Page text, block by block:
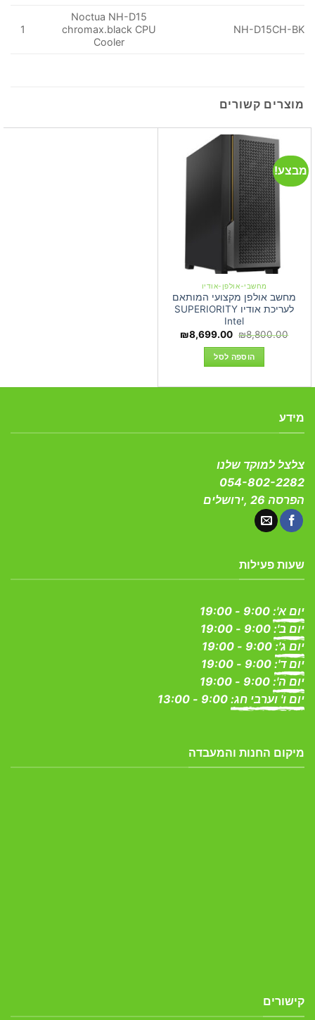
NH-D15CH-BK
Noctua NH-D15
chromax.black CPU
Cooler
1
מוצרים קשורים
מבצע!
מחשבי-אולפן-אודיו
מחשב אולפן מקצועי המותאם
לעריכת אודיו SUPERIORITY
Intel
₪8,800.00
המחיר
היה:
₪8,800.00.
₪8,699.00
המחיר
הוספה לסל
מידע
צלצל למוקד שלנו
054-802-2282
הפרסה 26 ,ירושלים
שעות פעילות
יום א':
יום ב':
יום ג':
יום ד':
יום ה':
יום ו' וערבי חג:
מיקום החנות והמעבדה
קישורים